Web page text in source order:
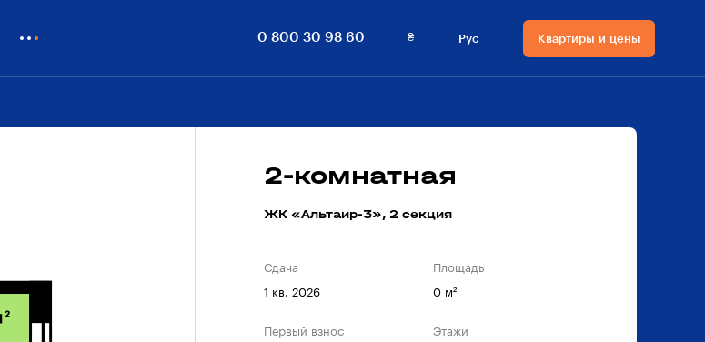
0 800 30 98 60 ₴
Валюта на сайте
Рус
Язык сайта
Квартиры и цены
2-комнатная
ЖК «Альтаир-3», 2 секция
Сдача
1 кв. 2026
Площадь
0 м²
Первый взнос Этажи